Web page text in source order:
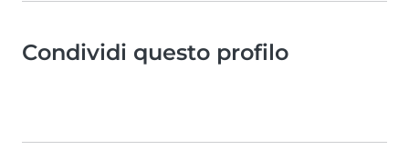
Condividi questo profilo